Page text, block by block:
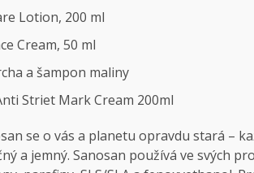
Lotion, 200 ml
Cream, 50 ml
a šampon maliny
Striet Mark Cream 200ml
se o vás a planetu opravdu stará –
a jemný. Sanosan používá ve svých